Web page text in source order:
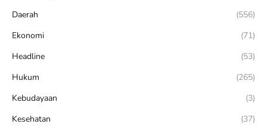
Daerah
(556)
Ekonomi
(71)
Headline
(53)
Hukum
(265)
Kebudayaan
(3)
Kesehatan
(37)